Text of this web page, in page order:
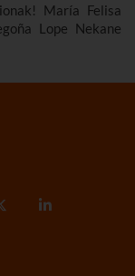
María Felisa
Lope Nekane